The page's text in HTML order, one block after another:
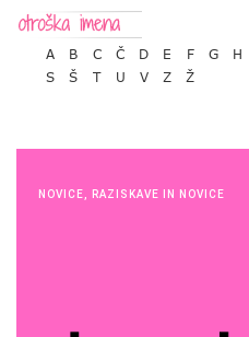
A B C Č D E F G H
S
Š T U V Z Ž
NOVICE RAZISKAVE IN NOVICE